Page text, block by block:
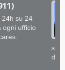
24h su 24
ogni ufficio
dai